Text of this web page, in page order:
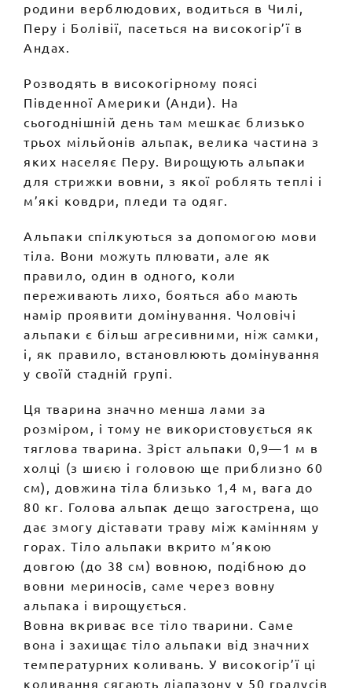
родини верблюдових, водиться в Чилі,
Перу і Болівії, пасеться на високогір’ї в
Андах.
Розводять в високогірному поясі
Південної Америки (Анди). На
сьогоднішній день там мешкає близько
трьох мільйонів альпак, велика частина з
яких населяє Перу. Вирощують альпаки
для стрижки вовни, з якої роблять теплі і
м’які ковдри, пледи та одяг.
Альпаки спілкуються за допомогою мови
тіла. Вони можуть плювати, але як
правило, один в одного, коли
переживають лихо, бояться або мають
намір проявити домінування. Чоловічі
альпаки є більш агресивними, ніж самки,
і, як правило, встановлюють домінування
у своїй стадній групі.
Ця тварина значно менша лами за
розміром, і тому не використовується як
тяглова тварина. Зріст альпаки 0,9—1 м в
холці (з шиєю і головою ще приблизно 60
см), довжина тіла близько 1,4 м, вага до
80 кг. Голова альпак дещо загострена, що
дає змогу діставати траву між камінням у
горах. Тіло альпаки вкрито м’якою
довгою (до 38 см) вовною, подібною до
вовни мериносів, саме через вовну
альпака і вирощується.
Вовна вкриває все тіло тварини. Саме
вона і захищає тіло альпаки від значних
температурних коливань. У високогір’ї ці
коливання сягають діапазону у 50 градусів